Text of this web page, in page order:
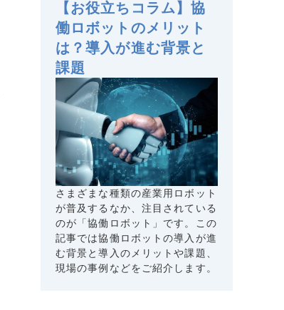
【お役立ちコラム】協
働ロボットのメリット
は？導入が進む背景と
課題
さまざまな種類の産業用ロボット
が普及するなか、注目されている
のが「協働ロボット」です。この
記事では協働ロボットの導入が進
む背景と導入のメリットや課題、
現場の事例などをご紹介します。